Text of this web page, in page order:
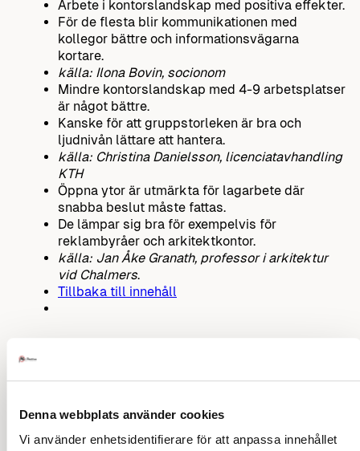
Denna webbplats använder cookies
Vi använder enhetsidentifierare för att anpassa innehållet
Arbete i kontorslandskap med positiva effekter.
För de flesta blir kommunikationen med
kollegor bättre och informationsvägarna
kortare.
källa: Ilona Bovin, socionom
Mindre kontorslandskap med 4-9 arbetsplatser
är något bättre.
Kanske för att gruppstorleken är bra och
ljudnivån lättare att hantera.
källa: Christina Danielsson, licenciatavhandling
KTH
Öppna ytor är utmärkta för lagarbete där
snabba beslut måste fattas.
De lämpar sig bra för exempelvis för
reklambyråer och arkitektkontor.
källa: Jan Åke Granath, professor i arkitektur
vid Chalmers.
Tillbaka till innehåll
Studie visar”kontorslandskap är inte anpassat
Man studerade 40 personer och fann att
atmosfären varierade stort.